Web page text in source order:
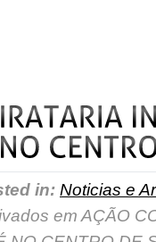
in: Noticias e
em AÇÃO